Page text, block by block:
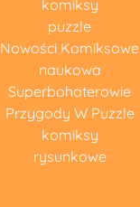
komiksy
puzzle
Nowości Komiksowe
naukowa
Superbohaterowie
Przygody W Puzzle
komiksy
rysunkowe